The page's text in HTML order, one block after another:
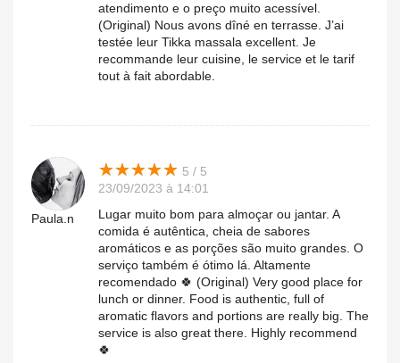
atendimento e o preço muito acessível.
(Original) Nous avons dîné en terrasse. J’ai
testée leur Tikka massala excellent. Je
recommande leur cuisine, le service et le tarif
tout à fait abordable.
Paula.n
★★★★★
★★★★★ 5 / 5
23/09/2023 à 14:01
Lugar muito bom para almoçar ou jantar. A
comida é autêntica, cheia de sabores
aromáticos e as porções são muito grandes. O
serviço também é ótimo lá. Altamente
recomendado 🍀 (Original) Very good place for
lunch or dinner. Food is authentic, full of
aromatic flavors and portions are really big. The
service is also great there. Highly recommend
🍀